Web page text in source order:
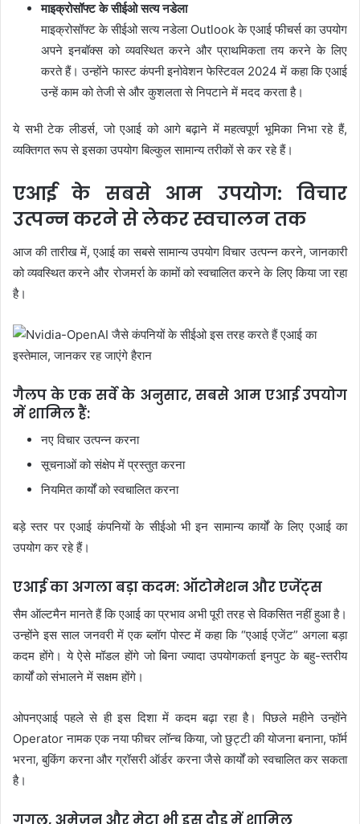
माइक्रोसॉफ्ट के सीईओ सत्य नडेला
माइक्रोसॉफ्ट के सीईओ सत्य नडेला Outlook के एआई फीचर्स का उपयोग
अपने इनबॉक्स को व्यवस्थित करने और प्राथमिकता तय करने के लिए
करते हैं। उन्होंने फास्ट कंपनी इनोवेशन फेस्टिवल 2024 में कहा कि एआई
उन्हें काम को तेजी से और कुशलता से निपटाने में मदद करता है।
ये सभी टेक लीडर्स, जो एआई को आगे बढ़ाने में महत्वपूर्ण भूमिका निभा रहे हैं,
व्यक्तिगत रूप से इसका उपयोग बिल्कुल सामान्य तरीकों से कर रहे हैं।
एआई के सबसे आम उपयोग: विचार
उत्पन्न करने से लेकर स्वचालन तक
आज की तारीख में, एआई का सबसे सामान्य उपयोग विचार उत्पन्न करने, जानकारी
को व्यवस्थित करने और रोजमर्रा के कामों को स्वचालित करने के लिए किया जा रहा
है।
गैलप के एक सर्वे के अनुसार, सबसे आम एआई उपयोग
में शामिल हैं:
नए विचार उत्पन्न करना
सूचनाओं को संक्षेप में प्रस्तुत करना
नियमित कार्यों को स्वचालित करना
बड़े स्तर पर एआई कंपनियों के सीईओ भी इन सामान्य कार्यों के लिए एआई का
उपयोग कर रहे हैं।
एआई का अगला बड़ा कदम: ऑटोमेशन और एजेंट्स
सैम ऑल्टमैन मानते हैं कि एआई का प्रभाव अभी पूरी तरह से विकसित नहीं हुआ है।
उन्होंने इस साल जनवरी में एक ब्लॉग पोस्ट में कहा कि “एआई एजेंट” अगला बड़ा
कदम होंगे। ये ऐसे मॉडल होंगे जो बिना ज्यादा उपयोगकर्ता इनपुट के बहु-स्तरीय
कार्यों को संभालने में सक्षम होंगे।
ओपनएआई पहले से ही इस दिशा में कदम बढ़ा रहा है। पिछले महीने उन्होंने
Operator नामक एक नया फीचर लॉन्च किया, जो छुट्टी की योजना बनाना, फॉर्म
भरना, बुकिंग करना और ग्रॉसरी ऑर्डर करना जैसे कार्यों को स्वचालित कर सकता
है।
गूगल, अमेज़न और मेटा भी इस दौड़ में शामिल